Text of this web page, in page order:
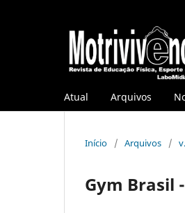
Atual Arquivos
Início / Arquivos /
Gym Brasil